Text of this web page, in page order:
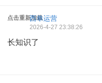
点击重新加载西单运营
2026-4-27 23:38:26
长知识了